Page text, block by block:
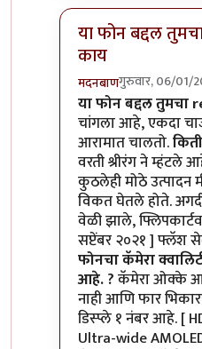
या फोन बद्दल
काय
मदनबाणगुरुवार, 06/01/
In reply toमोटो एज
या फोन बद्दल
चांगला आहे, एकदा
आरामात चालतो.
वरती श्रीरंग ने म्हंटले
कुठलेही मोठे उत्पादन
विकत घेतले होते.
वेळी झाले,
सप्टेंबर २०२१ ] फ्लॅश
फोनचा कॅमेरा
आहे. ?कॅमेरा ओक्के
नाही आणि फार
डिस्प्ले १ नंबर आहे. [
Ultra-wide